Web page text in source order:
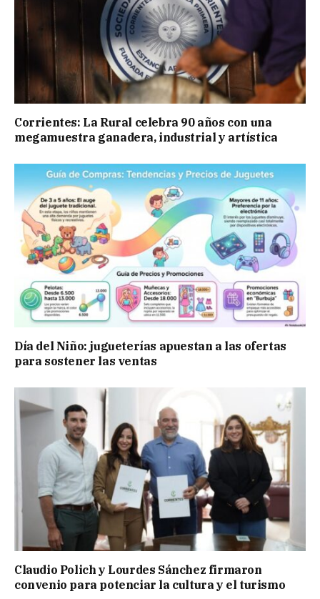
Corrientes: La Rural celebra 90 años con una
megamuestra ganadera, industrial y artística
Día del Niño: jugueterías apuestan a las ofertas
para sostener las ventas
Claudio Polich y Lourdes Sánchez firmaron
convenio para potenciar la cultura y el turismo